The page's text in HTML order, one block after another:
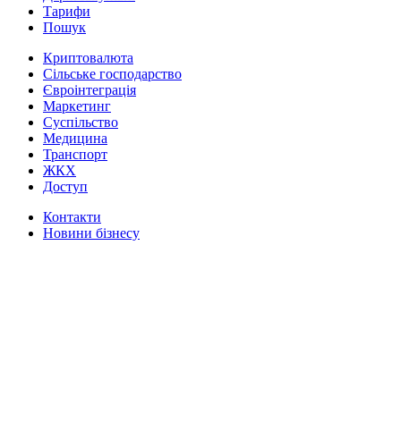
Тарифи
Пошук
Криптовалюта
Сільське господарство
Євроінтеграція
Маркетинг
Суспільство
Медицина
Транспорт
ЖКХ
Доступ
Контакти
Новини бізнесу